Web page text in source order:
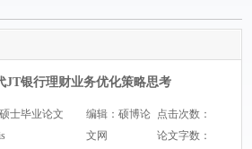
JT银行理财业务优化策略思考
士毕业论文
编辑：硕博论
文网
点击次数：
论文字数：